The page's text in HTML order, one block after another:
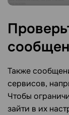
Также
сервисов,
Чтобы
зайти в их